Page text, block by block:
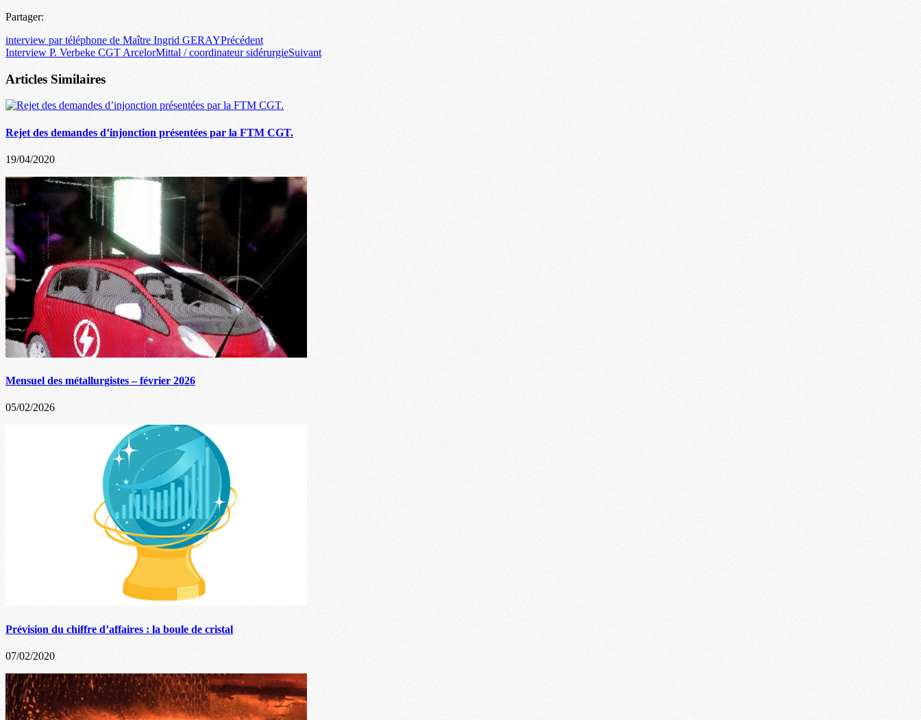
Partager:
interview par téléphone de Maître Ingrid GERAYPrécédent
Interview P. Verbeke CGT ArcelorMittal / coordinateur sidérurgieSuivant
Articles Similaires
Rejet des demandes d’injonction présentées par la FTM CGT.
19/04/2020
Mensuel des métallurgistes – février 2026
05/02/2026
Prévision du chiffre d’affaires : la boule de cristal
07/02/2020